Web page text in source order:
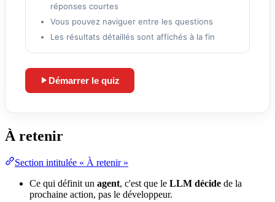
réponses courtes
Vous pouvez naviguer entre les questions
Les résultats détaillés sont affichés à la fin
Démarrer le quiz
À retenir
Section intitulée « À retenir »
Ce qui définit un agent, c'est que le LLM décide de la
prochaine action, pas le développeur.